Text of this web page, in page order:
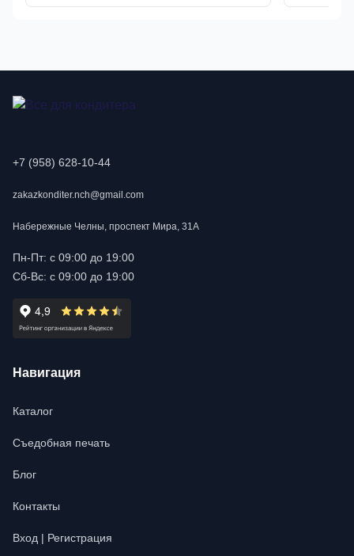
+7 (958) 628-10-44
zakazkonditer.nch@gmail.com
Набережные Челны, проспект Мира, 31А
Пн-Пт: с 09:00 до 19:00
Сб-Вс: с 09:00 до 19:00
Навигация
Каталог
Съедобная печать
Блог
Контакты
Вход | Регистрация